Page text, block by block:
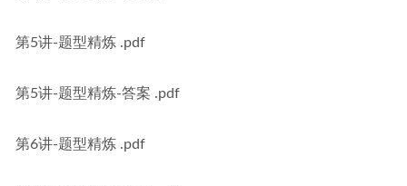
第5讲-题型精炼 .pdf
第5讲-题型精炼-答案 .pdf
第6讲-题型精炼 .pdf